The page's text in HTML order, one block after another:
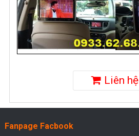
Liên hệ
Fanpage Facbook